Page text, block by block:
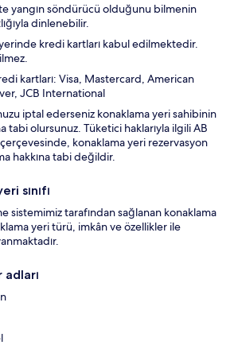
yangın söndürücü olduğunu bilmenin
dinlenebilir.
kredi kartları kabul edilmektedir.
kartları: Visa, Mastercard, American
JCB International
iptal ederseniz konaklama yeri sahibinin
tabi olursunuz. Tüketici haklarıyla ilgili AB
konaklama yeri rezervasyon
hakkına tabi değildir.
sınıfı
sistemimiz tarafından sağlanan konaklama
yeri türü, imkân ve özellikler ile